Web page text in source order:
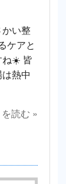
い整
ケアと
ね☀️ 皆
熱中
読む »